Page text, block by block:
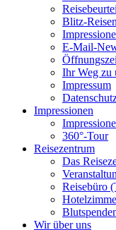
Blitz-
E-Mail-
Ihr Weg zu
Impressum
Impressionen
360°-Tour
Reisezentrum
Das
Reisebüro
Wir über uns